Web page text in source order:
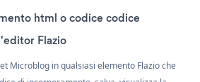
html o codice codice
Flazio
Microblog in qualsiasi elemento Flazio che